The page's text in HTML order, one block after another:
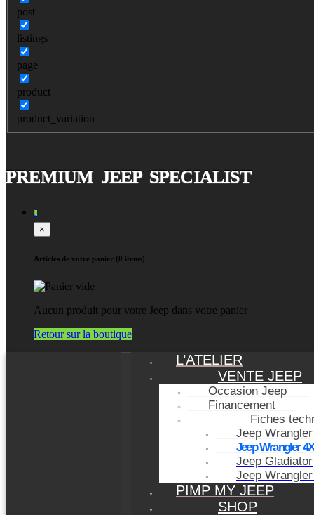
post
listings
page
product
product_variation
PREMIUM JEEP SPECIALIST
0
×
Articles de votre panier (0 items)
Aucun produit pour votre Jeep dans votre panier
Retour sur la boutique
L’ATELIER
VENTE JEEP
Occasion Jeep
Financement
Fiches
Jeep
Jeep Wrangler
Jeep Gladiator
Jeep
PIMP MY JEEP
SHOP